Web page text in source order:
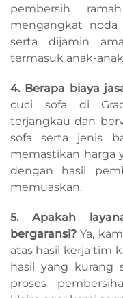
pembersih
mengangkat
serta dijamin
termasuk anak-
4. Berapa biaya
cuci sofa di
terjangkau dan
sofa serta jenis
memastikan harga
dengan hasil
memuaskan.
5. Apakah
bergaransi? Ya,
atas hasil kerja tim
hasil yang kurang
proses